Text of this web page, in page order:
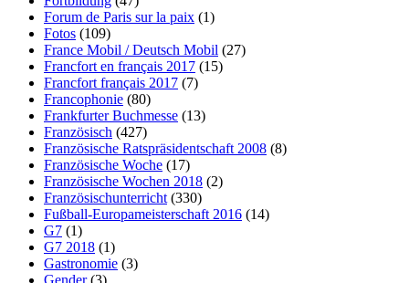
Forum de Paris sur la paix (1)
Fotos (109)
France Mobil / Deutsch Mobil (27)
Francfort en français 2017 (15)
Francfort français 2017 (7)
Francophonie (80)
Frankfurter Buchmesse (13)
Französisch (427)
Französische Ratspräsidentschaft 2008 (8)
Französische Woche (17)
Französische Wochen 2018 (2)
Französischunterricht (330)
Fußball-Europameisterschaft 2016 (14)
G7 (1)
G7 2018 (1)
Gastronomie (3)